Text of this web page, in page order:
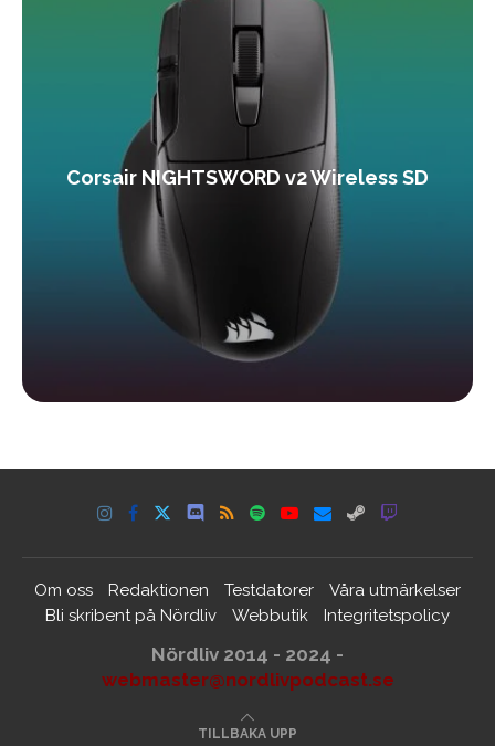
Corsair NIGHTSWORD v2 Wireless SD
Om oss Redaktionen Testdatorer
Våra utmärkelser
Bli skribent på Nördliv
Webbutik Integritetspolicy
Nördliv 2014 - 2024 -
webmaster@nordlivpodcast.se
TILLBAKA UPP